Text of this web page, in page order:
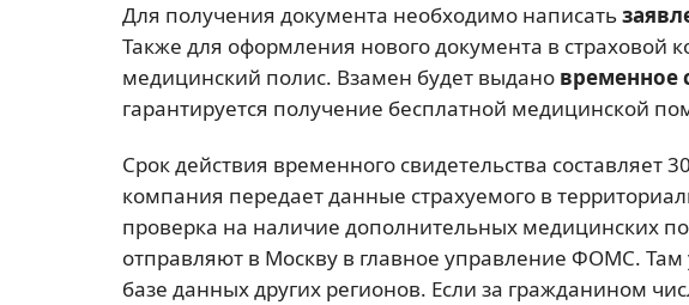
Для получения документа необходимо написать
Также для оформления нового документа в страховой
медицинский полис. Взамен будет выдано временное
гарантируется получение бесплатной медицинской
Срок действия временного свидетельства составляет
компания передает данные страхуемого в
проверка на наличие дополнительных медицинских
отправляют в Москву в главное управление ФОМС. Там
базе данных других регионов. Если за гражданином